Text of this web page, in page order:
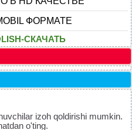
ФОРМАТЕ
СКАЧАТЬ
izoh qoldirishi mumkin.
o'ting.